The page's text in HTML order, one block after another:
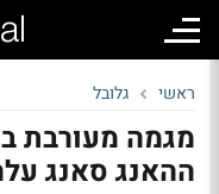
ראשי גלובל
ההאנג סאנג עלה